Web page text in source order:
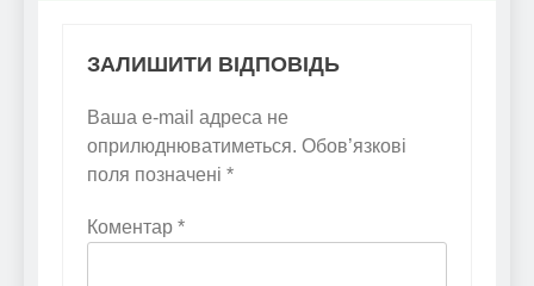
ЗАЛИШИТИ ВІДПОВІДЬ
Ваша e-mail адреса не
оприлюднюватиметься. Обов’язкові
поля позначені *
Коментар *